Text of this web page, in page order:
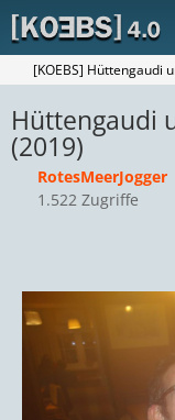
[KOEBS] Hüttengaudi
Hüttengaudi
(2019)
RotesMeerJogger
1.522 Zugriffe